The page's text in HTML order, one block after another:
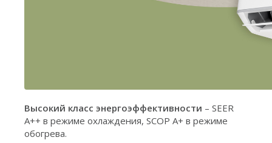
Высокий класс энергоэффективности – SEER
A++ в режиме охлаждения, SCOP A+ в режиме
обогрева.